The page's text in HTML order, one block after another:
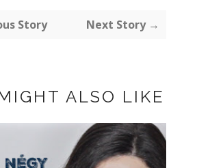
Story Next Story →
ALSO LIKE